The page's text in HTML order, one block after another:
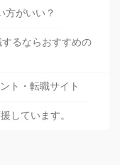
方がいい？
るならおすすめの
ト・転職サイト
しています。